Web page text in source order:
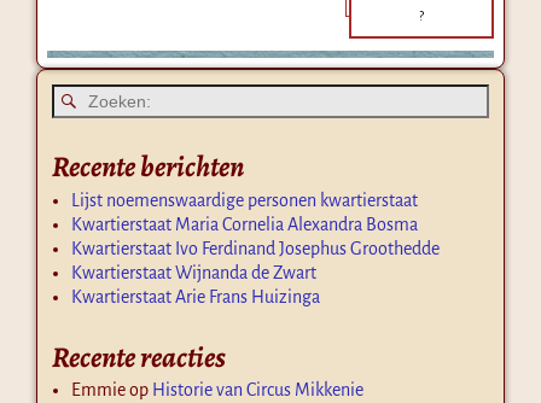
?
Recente berichten
Lijst noemenswaardige personen kwartierstaat
Kwartierstaat Maria Cornelia Alexandra Bosma
Kwartierstaat Ivo Ferdinand Josephus Groothedde
Kwartierstaat Wijnanda de Zwart
Kwartierstaat Arie Frans Huizinga
Recente reacties
Emmieop Historie van Circus Mikkenie